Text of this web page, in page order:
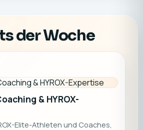
der Woche
& HYROX-
Elite-Athleten und Coaches,